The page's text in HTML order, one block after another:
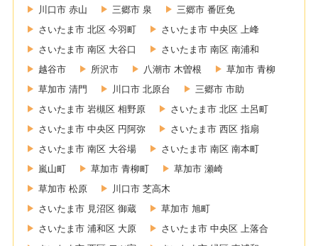
川口市 赤山 三郷市 泉
三郷市 番匠免
さいたま市 北区 今羽町
さいたま市 中央区 上峰
さいたま市 南区 大谷口
さいたま市 南区 南浦和
越谷市
所沢市 八潮市 木曽根
草加市 青柳
草加市 清門
川口市 北原台
三郷市 市助
さいたま市 岩槻区 相野原
さいたま市 北区 土呂町
さいたま市 中央区 円阿弥
さいたま市 西区 指扇
さいたま市 南区 大谷場
さいたま市 南区 南本町
嵐山町
草加市 青柳町
草加市 瀬崎
草加市 松原
川口市 芝高木
さいたま市 見沼区 御蔵
草加市 旭町
さいたま市 浦和区 大原
さいたま市 中央区 上落合